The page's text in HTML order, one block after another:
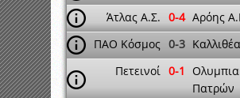
Άτλας Α.Σ. 0-4 Αρόης
ΠΑΟ Κόσμος 0-3 Καλλιθέα
Πετεινοί 0-1
Πατρών